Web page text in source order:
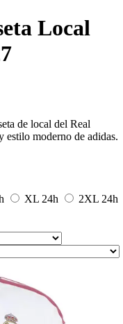
Local
de local del Real
moderno de adidas.
XL 24h 2XL 24h